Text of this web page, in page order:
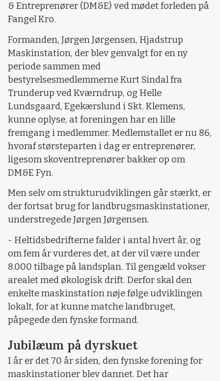
& Entreprenører (DM&E) ved mødet forleden på
Fangel Kro.
Formanden, Jørgen Jørgensen, Hjadstrup
Maskinstation, der blev genvalgt for en ny
periode sammen med
bestyrelsesmedlemmerne Kurt Sindal fra
Trunderup ved Kværndrup, og Helle
Lundsgaard, Egekærslund i Skt. Klemens,
kunne oplyse, at foreningen har en lille
fremgang i medlemmer. Medlemstallet er nu 86,
hvoraf størsteparten i dag er entreprenører,
ligesom skoventreprenører bakker op om
DM&E Fyn.
Men selv om strukturudviklingen går stærkt, er
der fortsat brug for landbrugsmaskinstationer,
understregede Jørgen Jørgensen.
- Heltidsbedrifterne falder i antal hvert år, og
om fem år vurderes det, at der vil være under
8.000 tilbage på landsplan. Til gengæld vokser
arealet med økologisk drift. Derfor skal den
enkelte maskinstation nøje følge udviklingen
lokalt, for at kunne matche landbruget,
påpegede den fynske formand.
Jubilæum på dyrskuet
I år er det 70 år siden, den fynske forening for
maskinstationer blev dannet. Det har